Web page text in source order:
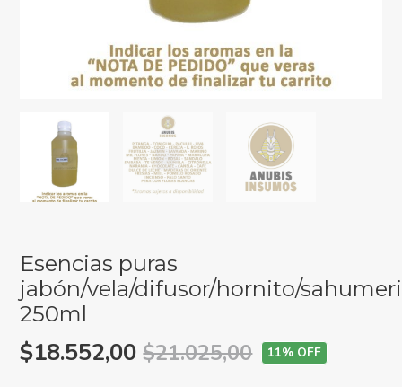
Esencias puras
jabón/vela/difusor/hornito/
250ml
$18.552,00$21.025,00 11% OFF